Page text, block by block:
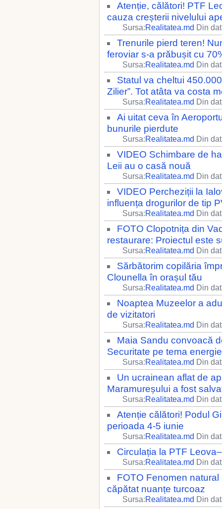
Atenție, călători! PTF
cauza creșterii nivelului
Sursa:Realitatea.md Din
Trenurile pierd teren!
feroviar s-a prăbușit cu
Sursa:Realitatea.md Din
Statul va cheltui
Zilier”. Tot atâta va costa
Sursa:Realitatea.md Din
Ai uitat ceva în
bunurile pierdute
Sursa:Realitatea.md Din
VIDEO Schimbare de
Leii au o casă nouă
Sursa:Realitatea.md Din
VIDEO Percheziții la
influența drogurilor de tip
Sursa:Realitatea.md Din
FOTO Clopotnița din
restaurare: Proiectul este
Sursa:Realitatea.md Din
Sărbătorim copilăria
Clounella în orașul tău
Sursa:Realitatea.md Din
Noaptea Muzeelor a
de vizitatori
Sursa:Realitatea.md Din
Maia Sandu convoacă
Securitate pe tema
Sursa:Realitatea.md Din
Un ucrainean aflat de
Maramureșului a fost
Sursa:Realitatea.md Din
Atenție călători! Podul
perioada 4-5 iunie
Sursa:Realitatea.md Din
Circulația la PTF
Sursa:Realitatea.md Din
FOTO Fenomen
căpătat nuanțe turcoaz
Sursa:Realitatea.md Din